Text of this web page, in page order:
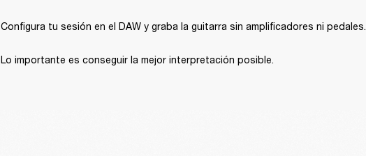
Configura tu sesión en el DAW y graba la guitarra sin amplificadores ni pedales.
Lo importante es conseguir la mejor interpretación posible.